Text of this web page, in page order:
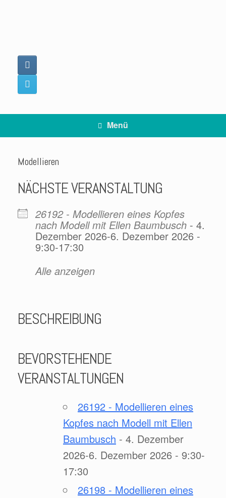
Menü
Modellieren
NÄCHSTE VERANSTALTUNG
26192 - Modellieren eines Kopfes
nach Modell mit Ellen Baumbusch - 4.
Dezember 2026-6. Dezember 2026 -
9:30-17:30
Alle anzeigen
BESCHREIBUNG
BEVORSTEHENDE
VERANSTALTUNGEN
26192 - Modellieren eines
Kopfes nach Modell mit Ellen
Baumbusch - 4. Dezember
2026-6. Dezember 2026 - 9:30-
17:30
26198 - Modellieren eines